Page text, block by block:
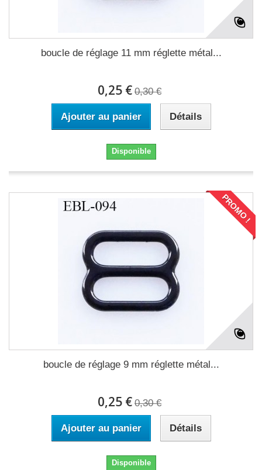
boucle de réglage 11 mm réglette métal...
0,25 € 0,30 €
Ajouter au panier Détails
Disponible
PROMO !
boucle de réglage 9 mm réglette métal...
0,25 € 0,30 €
Ajouter au panier Détails
Disponible